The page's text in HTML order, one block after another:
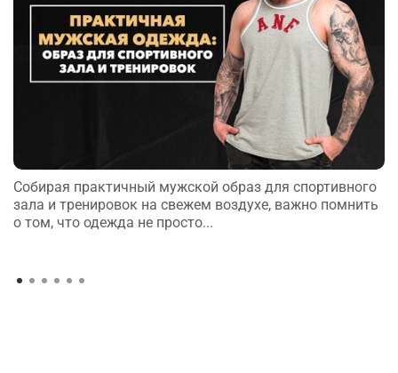
Собирая практичный мужской образ для спортивного
зала и тренировок на свежем воздухе, важно помнить
о том, что одежда не просто...